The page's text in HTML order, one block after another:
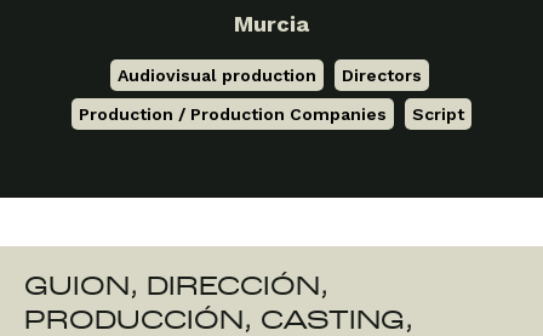
Murcia
Audiovisual production Directors
Production / Production Companies
Script
GUION, DIRECCIÓN,
PRODUCCIÓN, CASTING,